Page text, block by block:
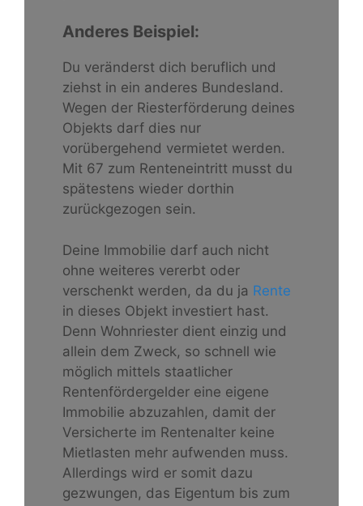
Anderes Beispiel:
Du veränderst dich beruflich und
ziehst in ein anderes Bundesland.
Wegen der Riesterförderung deines
Objekts darf dies nur
vorübergehend vermietet werden.
Mit 67 zum Renteneintritt musst du
spätestens wieder dorthin
zurückgezogen sein.
Deine Immobilie darf auch nicht
ohne weiteres vererbt oder
verschenkt werden, da du ja Rente
in dieses Objekt investiert hast.
Denn Wohnriester dient einzig und
allein dem Zweck, so schnell wie
möglich mittels staatlicher
Rentenfördergelder eine eigene
Immobilie abzuzahlen, damit der
Versicherte im Rentenalter keine
Mietlasten mehr aufwenden muss.
Allerdings wird er somit dazu
gezwungen, das Eigentum bis zum